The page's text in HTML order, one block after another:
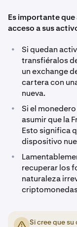
Es importante
acceso a sus
•
Si quedan
transfiéralos
un exchange
cartera con
nueva.
•
Si el
asumir que la
Esto significa
dispositivo
•
recuperar los
naturaleza
Si cree que